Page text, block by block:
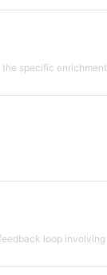
specific
loop involving